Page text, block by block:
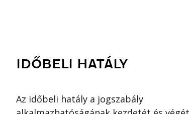
IDŐBELI HATÁLY
Az időbeli hatály a jogszabály